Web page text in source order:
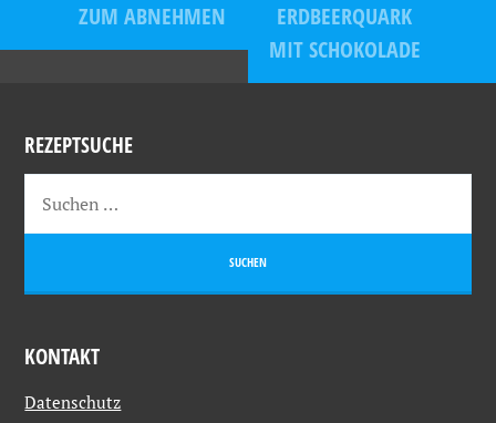
ZUM ABNEHMEN
ERDBEERQUARK
MIT SCHOKOLADE
REZEPTSUCHE
KONTAKT
Datenschutz